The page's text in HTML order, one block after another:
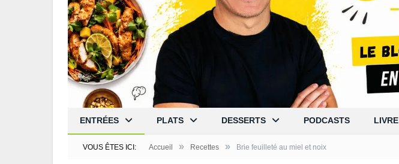
ENTRÉES PLATS DESSERTS PODCASTS LIVRE
VOUS ÊTES ICI: Accueil » Recettes » Brie feuilleté au miel et noix